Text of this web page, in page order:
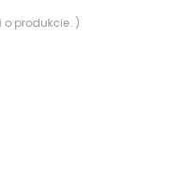
o produkcie. )